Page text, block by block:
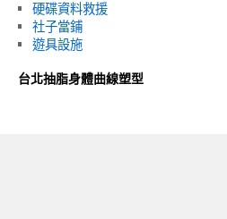
硬碟資料救援
社子當鋪
遊具設施
台北抽脂身體曲線塑型